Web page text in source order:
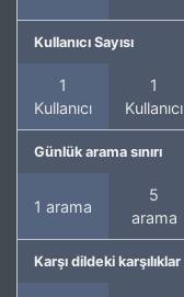
Kullanıcı Sayısı
1
Kullanıcı
1
Kullanıcı
Günlük arama sınırı
1 arama
5
arama
Karşı dildeki karşılıklar